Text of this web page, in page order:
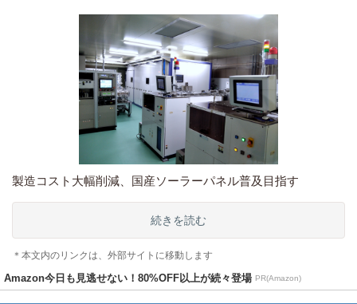
製造コスト大幅削減、国産ソーラーパネル普及目指す
続きを読む
＊本文内のリンクは、外部サイトに移動します
Amazon今日も見逃せない！80%OFF以上が続々登場 PR(Amazon)